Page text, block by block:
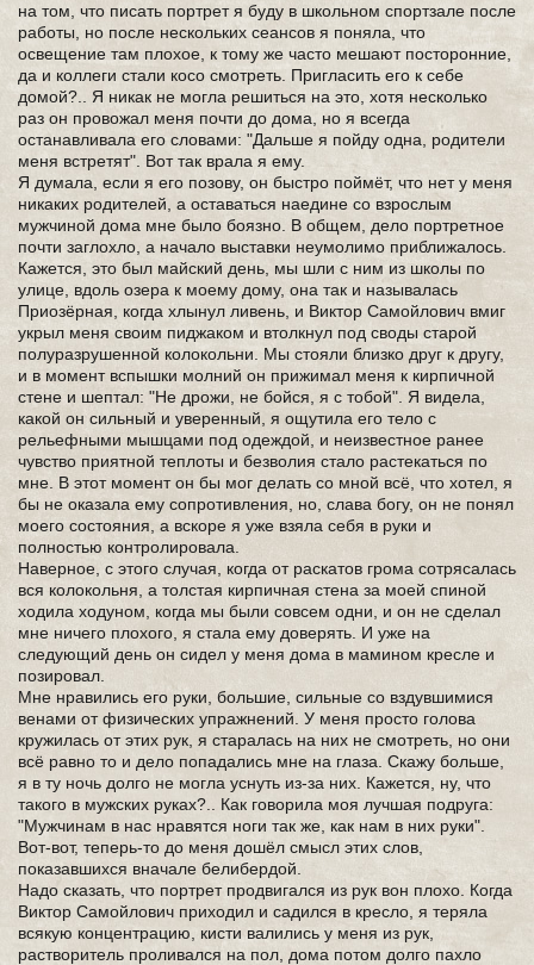
на том, что писать портрет я буду в школьном спортзале после
работы, но после нескольких сеансов я поняла, что
освещение там плохое, к тому же часто мешают посторонние,
да и коллеги стали косо смотреть. Пригласить его к себе
домой?.. Я никак не могла решиться на это, хотя несколько
раз он провожал меня почти до дома, но я всегда
останавливала его словами: "Дальше я пойду одна, родители
меня встретят". Вот так врала я ему.
Я думала, если я его позову, он быстро поймёт, что нет у меня
никаких родителей, а оставаться наедине со взрослым
мужчиной дома мне было боязно. В общем, дело портретное
почти заглохло, а начало выставки неумолимо приближалось.
Кажется, это был майский день, мы шли с ним из школы по
улице, вдоль озера к моему дому, она так и называлась
Приозёрная, когда хлынул ливень, и Виктор Самойлович вмиг
укрыл меня своим пиджаком и втолкнул под своды старой
полуразрушенной колокольни. Мы стояли близко друг к другу,
и в момент вспышки молний он прижимал меня к кирпичной
стене и шептал: "Не дрожи, не бойся, я с тобой". Я видела,
какой он сильный и уверенный, я ощутила его тело с
рельефными мышцами под одеждой, и неизвестное ранее
чувство приятной теплоты и безволия стало растекаться по
мне. В этот момент он бы мог делать со мной всё, что хотел, я
бы не оказала ему сопротивления, но, слава богу, он не понял
моего состояния, а вскоре я уже взяла себя в руки и
полностью контролировала.
Наверное, с этого случая, когда от раскатов грома сотрясалась
вся колокольня, а толстая кирпичная стена за моей спиной
ходила ходуном, когда мы были совсем одни, и он не сделал
мне ничего плохого, я стала ему доверять. И уже на
следующий день он сидел у меня дома в мамином кресле и
позировал.
Мне нравились его руки, большие, сильные со вздувшимися
венами от физических упражнений. У меня просто голова
кружилась от этих рук, я старалась на них не смотреть, но они
всё равно то и дело попадались мне на глаза. Скажу больше,
я в ту ночь долго не могла уснуть из-за них. Кажется, ну, что
такого в мужских руках?.. Как говорила моя лучшая подруга:
"Мужчинам в нас нравятся ноги так же, как нам в них руки".
Вот-вот, теперь-то до меня дошёл смысл этих слов,
показавшихся вначале белибердой.
Надо сказать, что портрет продвигался из рук вон плохо. Когда
Виктор Самойлович приходил и садился в кресло, я теряла
всякую концентрацию, кисти валились у меня из рук,
растворитель проливался на пол, дома потом долго пахло